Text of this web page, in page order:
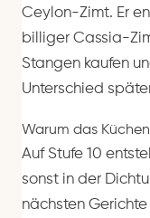
Ceylon-Zimt. Er
billiger Cassia-
Stangen kaufen
Unterschied
Warum das
Auf Stufe 10
sonst in der
nächsten